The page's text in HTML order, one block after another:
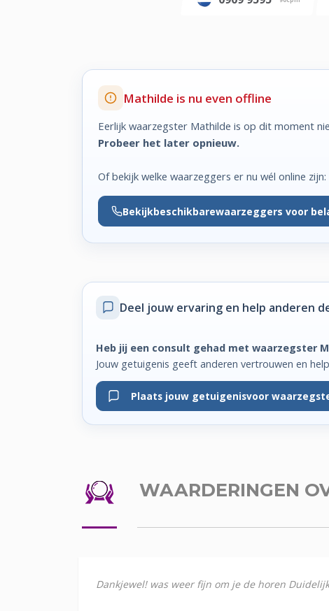
Mathilde is nu even offline
Eerlijk waarzegster Mathilde is op dit moment
Probeer het later opnieuw.
Of bekijk welke waarzeggers er nu wél online zijn:
Bekijkbeschikbarewaarzeggers voor
Deel jouw ervaring en help anderen
Heb jij een consult gehad met waarzegster
Jouw getuigenis geeft anderen vertrouwen en
Plaats jouw getuigenisvoor
WAARDERINGEN
Dankjewel! was weer fijn om je de horen